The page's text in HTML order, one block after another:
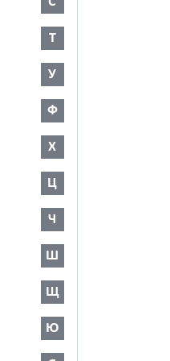
Т
У
Ф
Х
Ц
Ч
Ш
Щ
Ю